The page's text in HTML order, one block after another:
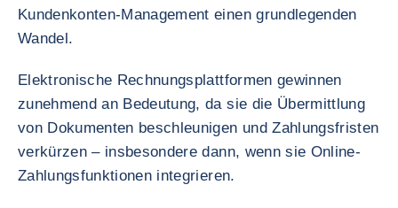
Kundenkonten‑Management einen grundlegenden
Wandel.
Elektronische Rechnungsplattformen gewinnen
zunehmend an Bedeutung, da sie die Übermittlung
von Dokumenten beschleunigen und Zahlungsfristen
verkürzen – insbesondere dann, wenn sie Online-
Zahlungsfunktionen integrieren.